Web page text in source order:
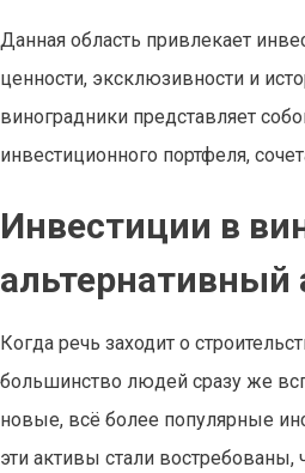
Данная область привлекает
ценности, эксклюзивности и
виноградники представляет
инвестиционного портфеля,
Инвестиции в
Когда речь заходит о
большинство людей сразу же
новые, всё более популярные
эти активы стали